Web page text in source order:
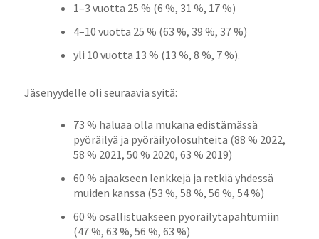
1–3 vuotta 25 % (6 %, 31 %, 17 %)
4–10 vuotta 25 % (63 %, 39 %, 37 %)
yli 10 vuotta 13 % (13 %, 8 %, 7 %).
Jäsenyydelle oli seuraavia syitä:
73 % haluaa olla mukana edistämässä
pyöräilyä ja pyöräilyolosuhteita (88 % 2022,
58 % 2021, 50 % 2020, 63 % 2019)
60 % ajaakseen lenkkejä ja retkiä yhdessä
muiden kanssa (53 %, 58 %, 56 %, 54 %)
60 % osallistuakseen pyöräilytapahtumiin
(47 %, 63 %, 56 %, 63 %)